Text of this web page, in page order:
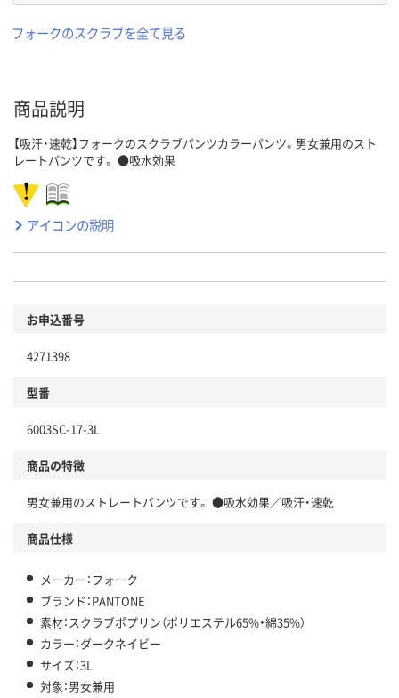
フォークのスクラブを全て見る
商品説明
【吸汗・速乾】フォークのスクラブパンツカラーパンツ。男女兼用のスト
レートパンツです。 ●吸水効果
アイコンの説明
お申込番号
4271398
型番
6003SC-17-3L
商品の特徴
男女兼用のストレートパンツです。 ●吸水効果／吸汗・速乾
商品仕様
メーカー：フォーク
ブランド：PANTONE
素材：スクラブポプリン（ポリエステル65%・綿35%）
カラー：ダークネイビー
サイズ：3L
対象：男女兼用